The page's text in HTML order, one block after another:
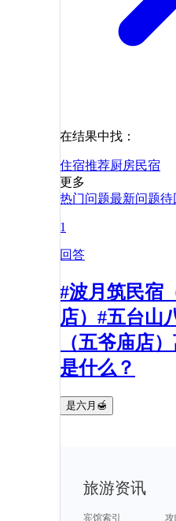
在结果中找：
住宿推荐厨房民宿
更多
热门问题最新问题待
1
回答
#波月筑民宿
店）#五台山
（五爷庙店
是什么？
是六月🍯
旅游资讯
宾馆索引
攻